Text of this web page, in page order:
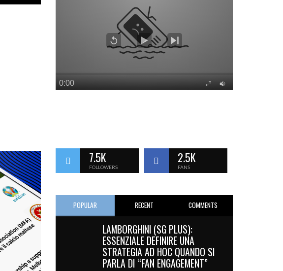
7.5K
FOLLOWERS
2.5K
FANS
POPULAR RECENT COMMENTS
LAMBORGHINI (SG PLUS):
ESSENZIALE DEFINIRE UNA
STRATEGIA AD HOC QUANDO SI
PARLA DI “FAN ENGAGEMENT”